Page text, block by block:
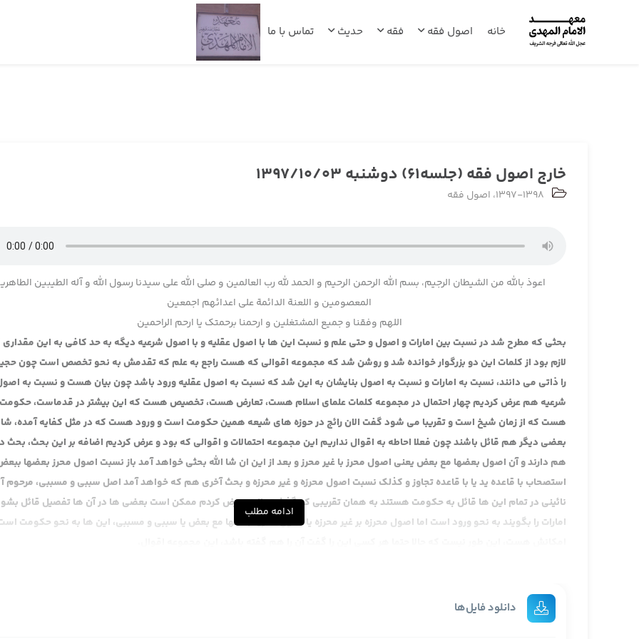
خانه اصول فقه فقه حدیث تماس با ما
خارج اصول فقه (جلسه61) دوشنبه 1397/10/03
1397-1398، اصول فقه
اعوذ بالله من الشیطان الرجیم، بسم الله الرحمن الرحیم و الحمد لله رب العالمین و صلی الله علی سیدنا رسول الله و آله الطیبین
المعصومین و اللعنة الدائمة علی اعدائهم اجمعین
اللهم وفقنا و جمیع المشتغلین و ارحمنا برحمتک یا ارحم الراحمین
بحثی که مطرح شد در نسبت بین امارات و اصول و حتی علم و نسبت این ها با اصول عقلیه و با اصول شرعیه دیگه به حد کافی به این مقداری
لازم بود از کلمات این دو بزرگوار خوانده شد و روشن شد که مجموعه اقوالی که هست راجع به علم که تقدمش به نحو تخصص است چون
را ذاتی می دانند، نسبت به امارات و نسبت به اصول بنایشان به این شد که نسبت به اصول عقلیه ورود باشد چون بیان هست و نسبت به
شرعیه هم عرض کردیم چهار احتمال در مجموعه کلمات علمای اسلام هست، تعارض هست، تخصیص هست که این بیشتر در قدماست، حکومت
هست که از زمان شیخ است و تقریبا می شود گفت الان رائج در حوزه های شیعه همین حکومت است و ورود هست که در مثل کفایه آمده،
بعضی دیگر هم قائل باشند چون فعلا احاطه به اقوال نداریم این مجموعه احتمالات و اقوالی که بود و عرض کردیم اضافه بر این بحث، بحث
هم دارند و آن اصول بعضها مع بعض یعنی اصول محرز با غیر محرز و بعد از این ان شا الله بحثی خواهد آمد باز نسبت اصول محرز بعضها
استصحاب با قاعده ید یا با قاعده تجاوز و کذلک نسبت اصول محرزه و غیر محرزه و بحث آخری هم که خواهد آمد اصل سببی و مسببی، مرحوم
نائینی در تمام این ها قائل به حکومت هستند به همان تقریبی که گذشت، البته عرض کردم ممکن است بعضی ها در آن ها تفصیل قائل
امارات را بگویند به نحو ورود است اما اصول محرزه بر غیر محرزه یا اصول محرزه بعضها مع بعض یا سببی و مسببی، این ها به نحو حکومت
نکته اولی یا بحث اول این است که اصولا برای ما تعجب آور است که چرا مثلا مرحوم نائینی امارات را از باب کاشفیت گرفته، کشف طبیعتا یعنی با
برخورد کردن، رسیدن به واقع، تعامل با واقع، کشف طریقیت دارد، چیزی که ندارد و لذا نظرش به واقع است و لذا عرض کردیم علم طریقی
ادامه مطلب
دانلود فایل‌ها